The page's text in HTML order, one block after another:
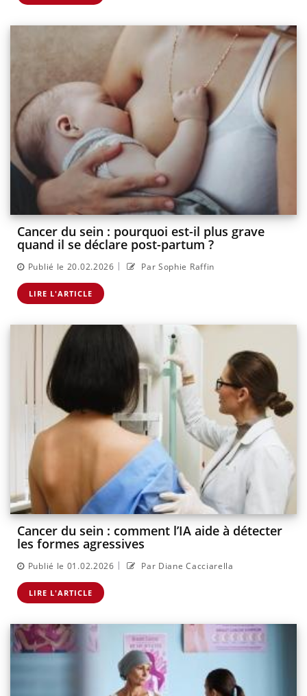
Cancer du sein : pourquoi est-il plus grave
quand il se déclare post-partum ?
Publié le 20.02.2026 | Par Sophie Raffin
LIRE L'ARTICLE
Cancer du sein : comment l’IA aide à détecter
les formes agressives
Publié le 01.02.2026 | Par Diane Cacciarella
LIRE L'ARTICLE